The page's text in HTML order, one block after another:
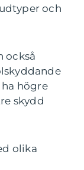
och
också
högre
skydd
olika